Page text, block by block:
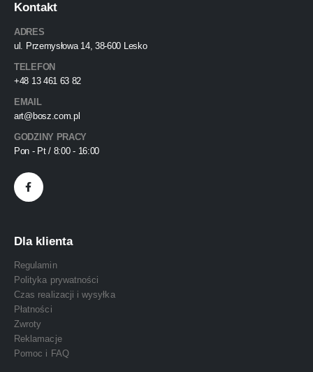
Kontakt
ADRES
ul. Przemysłowa 14, 38-600 Lesko
TELEFON
+48 13 461 63 82
EMAIL
art@bosz.com.pl
GODZINY PRACY
Pon - Pt / 8:00 - 16:00
Dla klienta
Regulamin
Polityka prywatności
Czas realizacji i wysyłka
Płatności
Zwroty
Reklamacje
Pomoc i FAQ